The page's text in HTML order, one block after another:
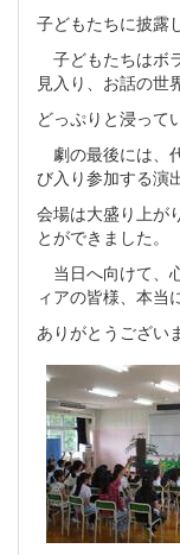
子どもたちに披露
子どもたちはボ
見入り、お話の世
どっぷりと浸って
劇の最後には、
び入り参加する演
会場は大盛り上が
とができました。
当日へ向けて、
ィアの皆様、本当
ありがとうござい